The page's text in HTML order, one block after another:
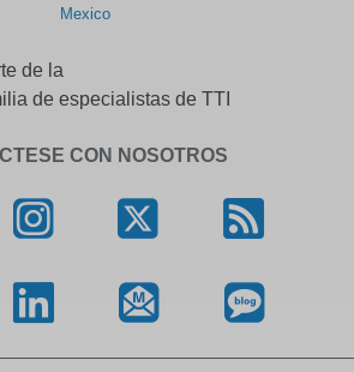
Mexico
de la
de especialistas de TTI
CON NOSOTROS